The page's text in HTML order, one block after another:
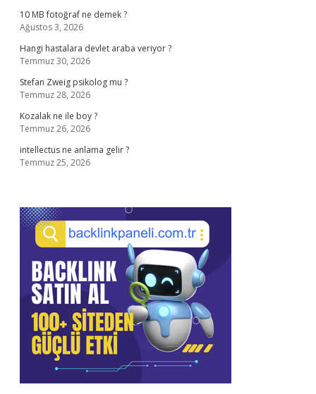
10 MB fotoğraf ne demek ?
Ağustos 3, 2026
Hangi hastalara devlet araba veriyor ?
Temmuz 30, 2026
Stefan Zweig psikolog mu ?
Temmuz 28, 2026
Kozalak ne ile boy ?
Temmuz 26, 2026
intellectus ne anlama gelir ?
Temmuz 25, 2026